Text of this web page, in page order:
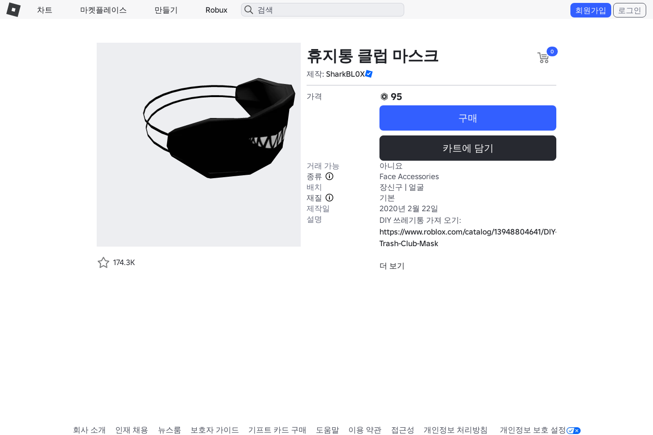
차트 마켓플레이스 만들기 Robux 회원가입 로그인
휴지통 클럽 마스크
제작: SharkBL0X
0
가격
95
구매
카트에 담기
거래 가능
아니요
종류
Face Accessories
배치
장신구 | 얼굴
재질
기본
제작일
2020년 2월 22일
설명
https://www.roblox.com/catalog/13948804641/DIY-
Trash-Club-Mask
내가 마스크를 착용할 때까지 아무도 내가 누구인지
더 보기
174.3K
회사 소개 인재 채용 뉴스룸 보호자 가이드 기프트 카드 구매 도움말 이용 약관 접근성 개인정보 처리방침 개인정보 보호 설정